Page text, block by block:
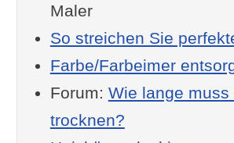
Maler
So streichen Sie
Farbe/Farbeimer
Forum: Wie lange muss
trocknen?